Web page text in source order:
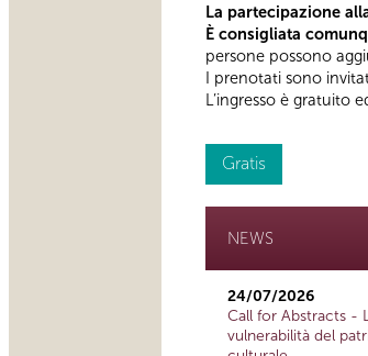
La partecipazione
È consigliata
persone possono
I prenotati sono
L’ingresso è gratuito
Gratis
NEWS
24/07/2026
Call for Abstracts -
vulnerabilità del